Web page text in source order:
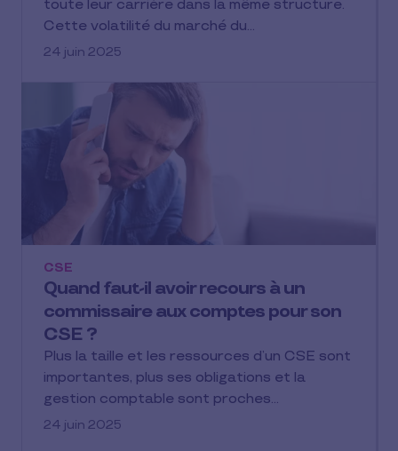
toute leur carrière dans la même structure.
Cette volatilité du marché du…
24 juin 2025
Quand faut-il avoir recours à un
commissaire aux comptes pour son
CSE ?
CSE
Plus la taille et les ressources d’un CSE sont
importantes, plus ses obligations et la
gestion comptable sont proches…
24 juin 2025